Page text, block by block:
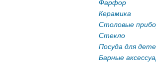
Фарфор
Керамика
Столовые
Стекло
Посуда для
Барные